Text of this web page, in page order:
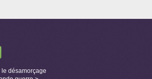
désamorçage